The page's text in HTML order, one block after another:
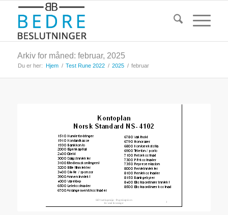
Arkiv for måned: februar, 2025
Du er her: Hjem / Test Rune 2022 / 2025 / februar